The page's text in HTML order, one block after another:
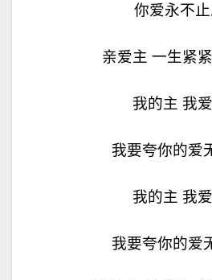
你爱永不
亲爱主 一生紧
我的主 我
我要夸你的爱
我的主 我
我要夸你的爱